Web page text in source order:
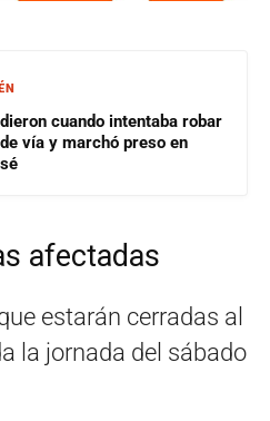
cuando intentaba robar
vía y marchó preso en
afectadas
estarán cerradas al
la jornada del sábado